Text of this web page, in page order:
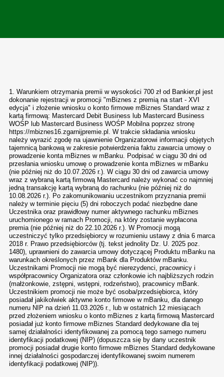
1. Warunkiem otrzymania premii w wysokości 700 zł od Bankier.pl jest
dokonanie rejestracji w promocji "mBiznes z premią na start - XVI
edycja" i złożenie wniosku o konto firmowe mBiznes Standard wraz z
kartą firmową: Mastercard Debit Business lub Mastercard Business
WOŚP lub Mastercard Business WOŚP Mobilna poprzez stronę
https://mbiznes16.zgarnijpremie.pl. W trakcie składania wniosku
należy wyrazić zgodę na ujawnienie Organizatorowi informacji objętych
tajemnicą bankową w zakresie potwierdzenia faktu zawarcia umowy o
prowadzenie konta mBiznes w mBanku. Podpisać w ciągu 30 dni od
przesłania wniosku umowę o prowadzenie konta mBiznes w mBanku
(nie później niż do 10.07.2026 r.). W ciągu 30 dni od zawarcia umowy
wraz z wybraną kartą firmową Mastercard należy wykonać co najmniej
jedną transakcję kartą wybraną do rachunku (nie później niż do
10.08.2026 r.). Po zakomunikowaniu uczestnikom przyznania premii
należy w terminie pięciu (5) dni roboczych podać niezbędne dane
Uczestnika oraz prawidłowy numer aktywnego rachunku mBiznes
uruchomionego w ramach Promocji, na który zostanie wypłacona
premia (nie później niż do 22.10.2026 r.). W Promocji mogą
uczestniczyć tylko przedsiębiorcy w rozumieniu ustawy z dnia 6 marca
2018 r. Prawo przedsiębiorców (tj. tekst jednolity Dz. U. 2025 poz.
1480), uprawnieni do zawarcia umowy dotyczącej Produktu mBanku na
warunkach określonych przez mBank dla Produktów mBanku.
Uczestnikami Promocji nie mogą być nierezydenci, pracownicy i
współpracownicy Organizatora oraz członkowie ich najbliższych rodzin
(małżonkowie, zstępni, wstępni, rodzeństwo), pracownicy mBank.
Uczestnikiem promocji nie może być osoba/przedsiębiorca, który
posiadał jakikolwiek aktywne konto firmowe w mBanku, dla danego
numeru NIP na dzień 11.03.2026 r., lub w ostatnich 12 miesiącach
przed złożeniem wniosku o konto mBiznes z kartą firmową Mastercard
posiadał już konto firmowe mBiznes Standard dedykowane dla tej
samej działalności identyfikowanej za pomocą tego samego numeru
identyfikacji podatkowej (NIP) (dopuszcza się by dany uczestnik
promocji posiadał drugie konto firmowe mBiznes Standard dedykowane
innej działalności gospodarczej identyfikowanej swoim numerem
identyfikacji podatkowej (NIP)).